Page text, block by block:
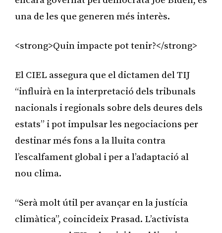
una de les que generen més interès.
<strong>Quin impacte pot tenir?</strong>
El CIEL assegura que el dictamen del TIJ
“influirà en la interpretació dels tribunals
nacionals i regionals sobre dels deures dels
estats” i pot impulsar les negociacions per
destinar més fons a la lluita contra
l’escalfament global i per a l’adaptació al
nou clima.
“Serà molt útil per avançar en la justícia
climàtica”, coincideix Prasad. L’activista